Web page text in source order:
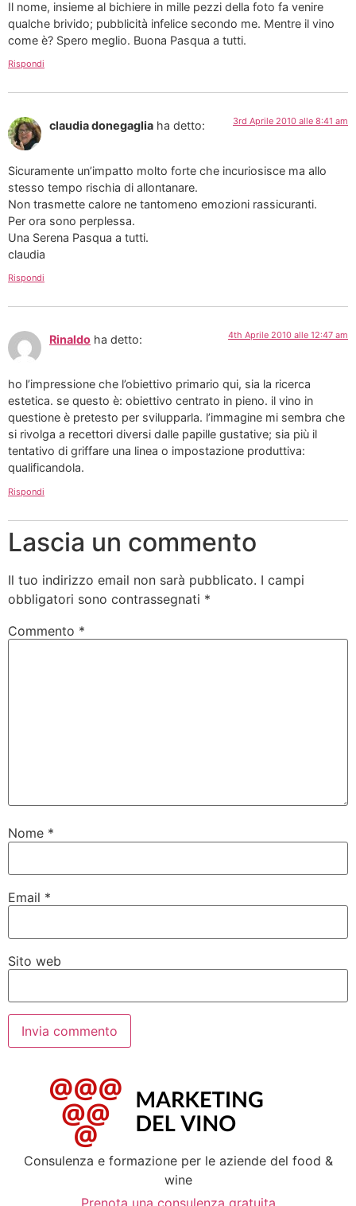
Il nome, insieme al bichiere in mille pezzi della foto fa venire
qualche brivido; pubblicità infelice secondo me. Mentre il vino
come è? Spero meglio. Buona Pasqua a tutti.
Rispondi
claudia donegaglia ha detto: 3rd Aprile 2010 alle 8:41 am
Sicuramente un’impatto molto forte che incuriosisce ma allo
stesso tempo rischia di allontanare.
Non trasmette calore ne tantomeno emozioni rassicuranti.
Per ora sono perplessa.
Una Serena Pasqua a tutti.
claudia
Rispondi
Rinaldo ha detto: 4th Aprile 2010 alle 12:47 am
ho l’impressione che l’obiettivo primario qui, sia la ricerca
estetica. se questo è: obiettivo centrato in pieno. il vino in
questione è pretesto per svilupparla. l’immagine mi sembra che
si rivolga a recettori diversi dalle papille gustative; sia più il
tentativo di griffare una linea o impostazione produttiva:
qualificandola.
Rispondi
Lascia un commento
Il tuo indirizzo email non sarà pubblicato. I campi
obbligatori sono contrassegnati *
Commento *
Nome *
Email *
Sito web
Consulenza e formazione per le aziende del food &
wine